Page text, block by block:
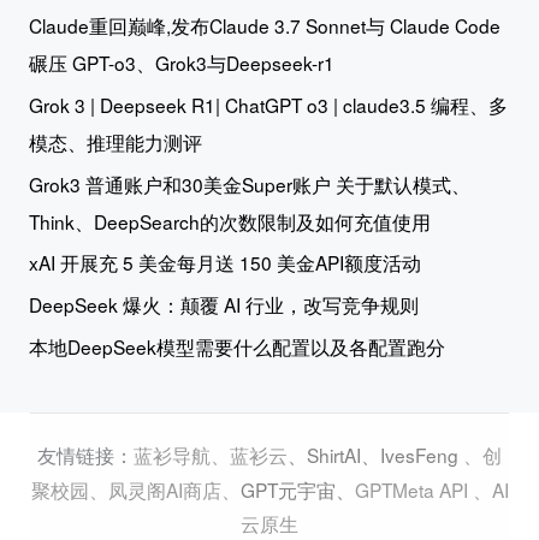
Claude重回巅峰,发布Claude 3.7 Sonnet与 Claude Code
碾压 GPT-o3、Grok3与Deepseek-r1
Grok 3 | Deepseek R1| ChatGPT o3 | claude3.5 编程、多
模态、推理能力测评
Grok3 普通账户和30美金Super账户 关于默认模式、
Think、DeepSearch的次数限制及如何充值使用
xAI 开展充 5 美金每月送 150 美金API额度活动
DeepSeek 爆火：颠覆 AI 行业，改写竞争规则
本地DeepSeek模型需要什么配置以及各配置跑分
友情链接： 蓝衫导航 蓝衫云 ShirtAI IvesFeng
创
聚校园
凤灵阁AI商店、 GPT元宇宙 GPTMeta API
AI
云原生